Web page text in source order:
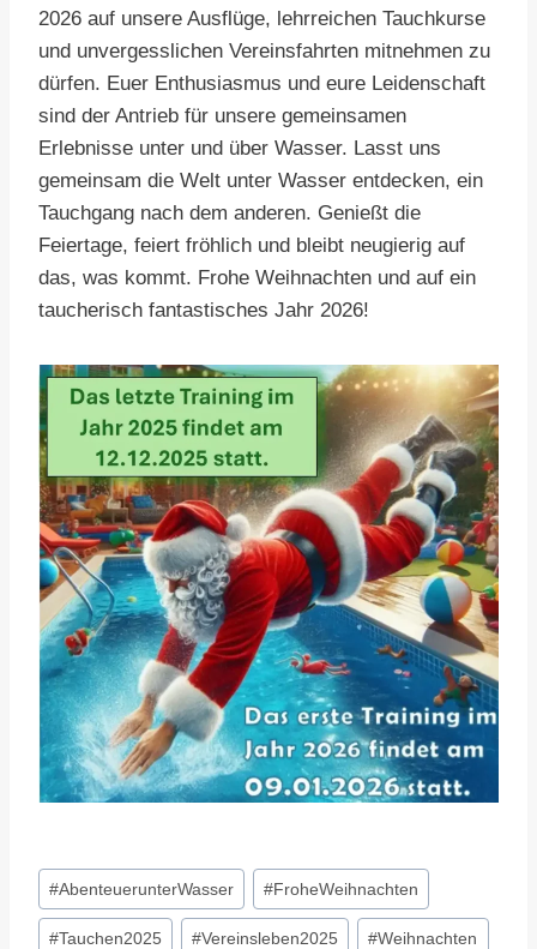
2026 auf unsere Ausflüge, lehrreichen Tauchkurse
und unvergesslichen Vereinsfahrten mitnehmen zu
dürfen. Euer Enthusiasmus und eure Leidenschaft
sind der Antrieb für unsere gemeinsamen
Erlebnisse unter und über Wasser. Lasst uns
gemeinsam die Welt unter Wasser entdecken, ein
Tauchgang nach dem anderen. Genießt die
Feiertage, feiert fröhlich und bleibt neugierig auf
das, was kommt. Frohe Weihnachten und auf ein
taucherisch fantastisches Jahr 2026!
Schlagworte:
#AbenteuerunterWasser #FroheWeihnachten
#Tauchen2025 #Vereinsleben2025 #Weihnachten